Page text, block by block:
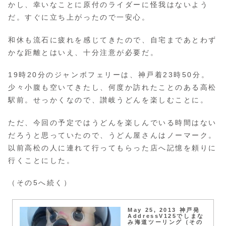
かし、幸いなことに原付のライダーに怪我はないよう
だ。すぐに立ち上がったので一安心。
和休も流石に疲れを感じてきたので、自宅まであとわず
かな距離とはいえ、十分注意が必要だ。
19時20分のジャンボフェリーは、神戸着23時50分。
少々小腹も空いてきたし、何度か訪れたことのある高松
駅前。せっかくなので、讃岐うどんを楽しむことに。
ただ、今回の予定ではうどんを楽しんでいる時間はない
だろうと思っていたので、うどん屋さんはノーマーク。
以前高松の人に連れて行ってもらった店へ記憶を頼りに
行くことにした。
（その5へ続く）
May 25, 2013 神戸発
AddressV125でしまな
み海道ツーリング（その